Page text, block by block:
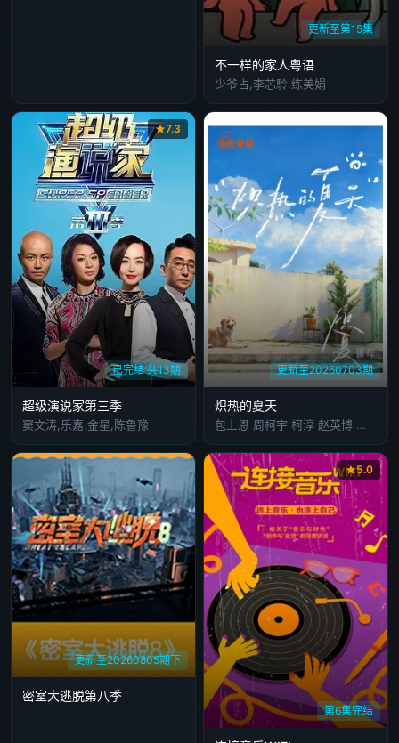
更新至第15集
不一样的家人粤语
少爷占,李芯駖,练美娟
已完结 共13期
7.3
超级演说家第三季
窦文涛,乐嘉,金星,陈鲁豫
更新至20260703期
炽热的夏天
包上恩 周柯宇 柯淳 赵英博 付伟伦 徐媛屹娜
更新至20260805期下
密室大逃脱第八季
第6集完结
5.0